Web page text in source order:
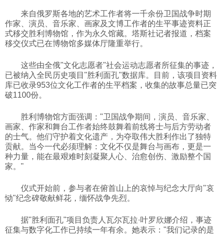
评论
经济
科技
社会
文化
历史
体育
旅游
来自俄罗斯各地的艺术工作者将一千余份卫国战争时期
作家、演员、音乐家、画家及文博工作者的生平事迹资料正
式移交胜利博物馆，作为永久馆藏。塔斯社记者报道，档案
移交仪式已在博物馆多媒体厅隆重举行。
这些由全俄"文化志愿者"社会运动志愿者所征集的事迹，
已被纳入全民历史项目"胜利面孔"数据库。目前，该项目资料
库已收录953位文化工作者的生平档案，收集的故事总量已突
破1100份。
胜利博物馆方面强调："卫国战争期间，演员、音乐家、
画家、作家和舞台工作者始终鼓舞着前线将士与后方劳动者
的士气。他们守护着文化遗产，为夺取伟大胜利作出了独特
贡献。当今一代必须理解：文化不仅是舞台与画布，更是一
种力量，能在最艰难时刻凝聚人心、治愈创伤、激励整个国
家。"
仪式开始前，参与者在俯首山上的哀悼与纪念大厅向"哀
恸"纪念碑敬献鲜花，缅怀战争先烈。
据"胜利面孔"项目负责人瓦尔瓦拉·叶罗欣娜介绍，事迹
征集与数字化工作已持续一年有余。她表示："我们记录的是